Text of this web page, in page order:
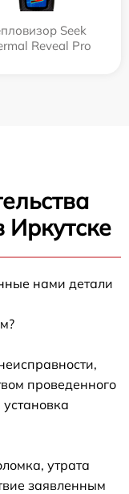
Seek
Reveal Pro
Иркутске
нами детали
проведенного
утрата
заявленным